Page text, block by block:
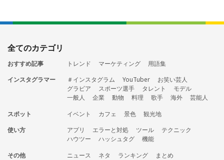
全てのカテゴリ
おすすめ記事 トレンド マーケティング
用語集
インスタグラマー
＃インスタグラム YouTuber
お笑い芸人
グラビア
スポーツ選手 タレント
モデル
一般人
企業 動物 料理 歌手 海外
芸能人
スポット
イベント カフェ 景色
観光地
使い方
アプリ エラーと対処 ツール
テクニック
ハウツー
ハッシュタグ
機能
その他
ニュース ネタ ランキング まとめ